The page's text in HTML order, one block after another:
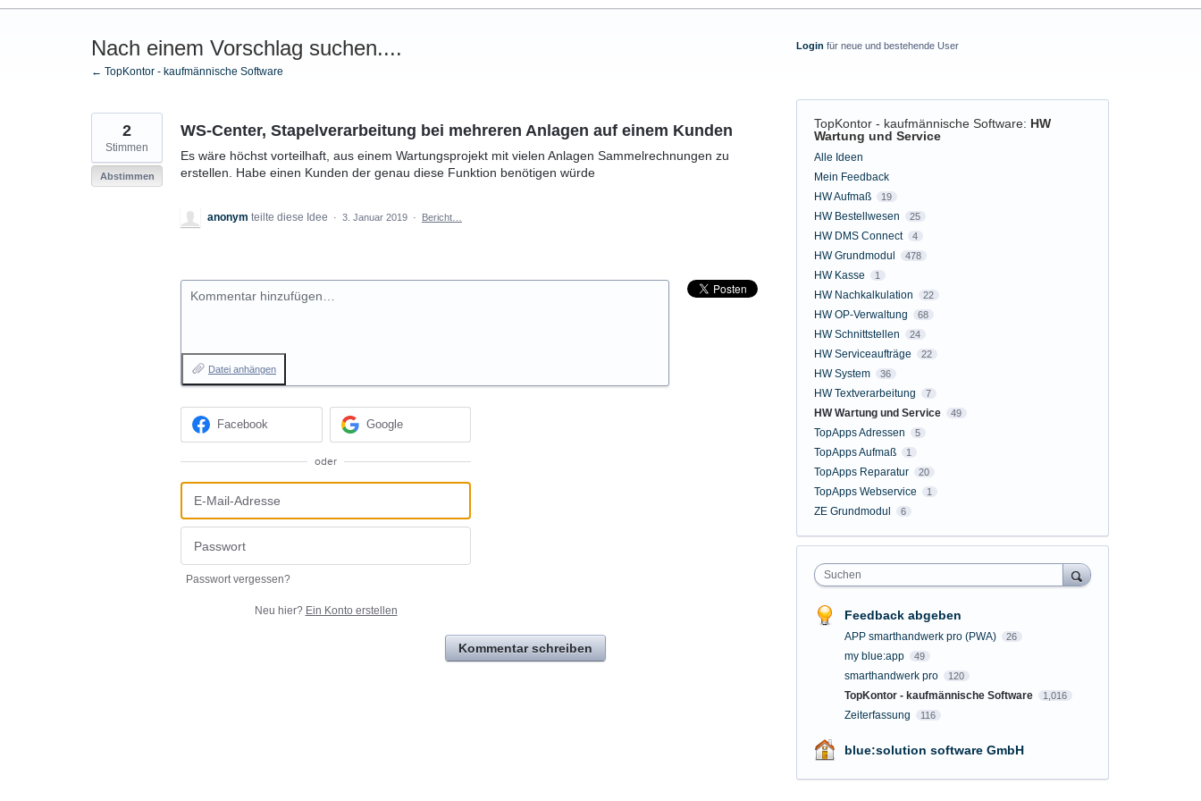
Nach einem Vorschlag suchen....
← TopKontor - kaufmännische Software
WS-Center, Stapelverarbeitung bei mehreren Anlagen auf einem Kunden
Es wäre höchst vorteilhaft, aus einem Wartungsprojekt mit vielen Anlagen Sammelrechnungen zu
erstellen. Habe einen Kunden der genau diese Funktion benötigen würde
2
Stimmen
Abstimmen
anonym teilte diese Idee · 3. Januar 2019 · Bericht…
Kommentar hinzufügen…
Datei anhängen
Facebook Google
oder
Passwort vergessen?
Neu hier? Ein Konto erstellen
Kommentar schreiben
Login für neue und bestehende User
TopKontor - kaufmännische Software: HW
Wartung und Service
Kategorien
Alle Ideen
Mein Feedback
HW Aufmaß
19
HW Bestellwesen 25
HW DMS Connect 4
HW Grundmodul 478
HW Kasse 1
HW Nachkalkulation 22
HW OP-Verwaltung 68
HW Schnittstellen 24
HW Serviceaufträge 22
HW System 36
HW Textverarbeitung 7
HW Wartung und Service 49
TopApps Adressen 5
TopApps Aufmaß 1
TopApps Reparatur 20
TopApps Webservice 1
ZE Grundmodul 6
Suchen
Feedback abgeben
APP smarthandwerk pro (PWA) 26
my blue:app 49
smarthandwerk pro 120
TopKontor - kaufmännische Software 1,016
Zeiterfassung 116
blue:solution software GmbH